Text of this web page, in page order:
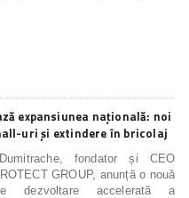
expansiunea națională: noi
uri și extindere în bricolaj
fondator și CEO
GROUP, anunță o nouă
dezvoltare accelerată a